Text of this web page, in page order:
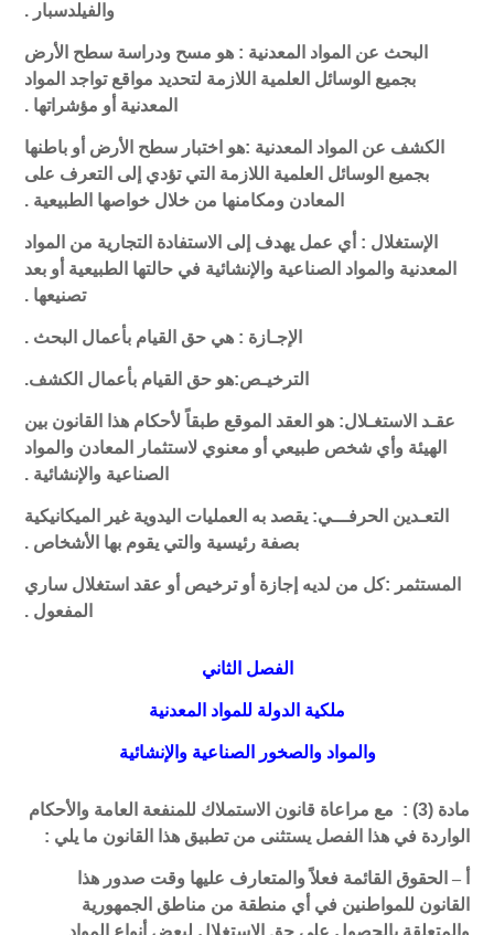
والفيلدسبار .
البحث عن المواد المعدنية : هو مسح ودراسة سطح الأرض
بجميع الوسائل العلمية اللازمة لتحديد مواقع تواجد المواد
المعدنية أو مؤشراتها .
الكشف عن المواد المعدنية :هو اختبار سطح الأرض أو باطنها
بجميع الوسائل العلمية اللازمة التي تؤدي إلى التعرف على
المعادن ومكامنها من خلال خواصها الطبيعية .
الإستغلال : أي عمل يهدف إلى الاستفادة التجارية من المواد
المعدنية والمواد الصناعية والإنشائية في حالتها الطبيعية أو بعد
تصنيعها .
الإجـازة : هي حق القيام بأعمال البحث .
الترخيـص:هو حق القيام بأعمال الكشف.
عقـد الاستغـلال: هو العقد الموقع طبقاً لأحكام هذا القانون بين
الهيئة وأي شخص طبيعي أو معنوي لاستثمار المعادن والمواد
الصناعية والإنشائية .
التعـدين الحرفـــي: يقصد به العمليات اليدوية غير الميكانيكية
بصفة رئيسية والتي يقوم بها الأشخاص .
المستثمر :كل من لديه إجازة أو ترخيص أو عقد استغلال ساري
المفعول .
الفصل الثاني
ملكية الدولة للمواد المعدنية
والمواد والصخور الصناعية والإنشائية
مادة (3) : مع مراعاة قانون الاستملاك للمنفعة العامة والأحكام
الواردة في هذا الفصل يستثنى من تطبيق هذا القانون ما يلي :
– الحقوق القائمة فعلاً والمتعارف عليها وقت صدور هذا
القانون للمواطنين في أي منطقة من مناطق الجمهورية
والمتعلقة بالحصول على حق الاستغلال لبعض أنواع المواد